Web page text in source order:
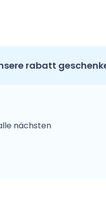
rabatt
nächsten